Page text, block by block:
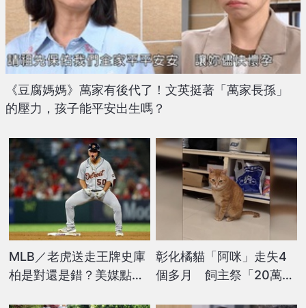
《豆腐媽媽》萬家有後代了！文英挺著「萬家長孫」
的壓力，孩子能平安出生嗎？
MLB／老虎送走王牌史庫
柏是對還是錯？美媒點歷
彰化橘貓「阿咪」走失4
個多月 飼主祭「20萬獎